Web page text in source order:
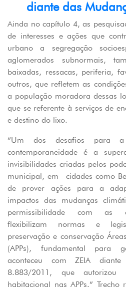
diante das
Ainda no capítulo 4, as
de interesses e ações que
urbano a segregação
aglomerados subnormais,
baixadas, ressacas, periferia,
outros, que refletem as
a população moradora dessas
que se referente à serviços de
e destino do lixo.
“Um dos desafios para
contemporaneidade é a
invisibilidades criadas pelos
municipal, em cidades como
de prover ações para a
impactos das mudanças
permissibilidade com as
flexibilizam normas e
preservação e conservação
(APPs), fundamental para
aconteceu com ZEIA
8.883/2011, que autorizou
habitacional nas APPs.”